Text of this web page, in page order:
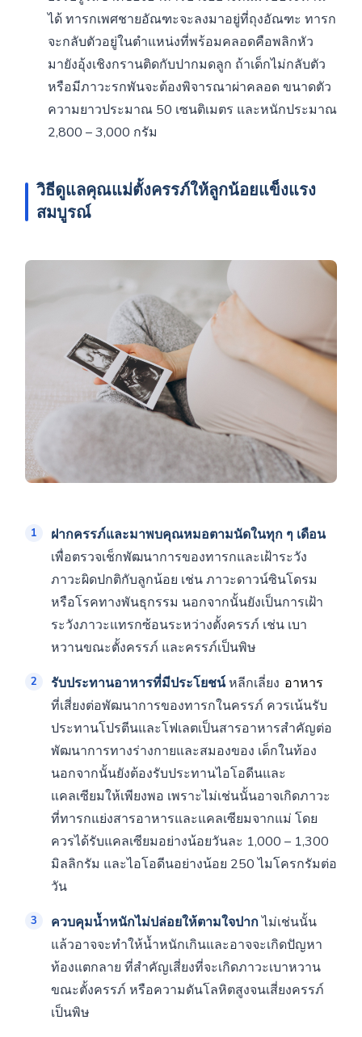
ได้ ทารกเพศชายอัณฑะจะลงมาอยู่ที่ถุงอัณฑะ ทารก
จะกลับตัวอยู่ในตำแหน่งที่พร้อมคลอดคือพลิกหัว
มายังอุ้งเชิงกรานติดกับปากมดลูก ถ้าเด็กไม่กลับตัว
หรือมีภาวะรกพันจะต้องพิจารณาผ่าคลอด ขนาดตัว
ความยาวประมาณ 50 เซนติเมตร และหนักประมาณ
2,800 – 3,000 กรัม
วิธีดูแลคุณแม่ตั้งครรภ์ให้ลูกน้อยแข็งแรง
สมบูรณ์
ฝากครรภ์และมาพบคุณหมอตามนัดในทุก ๆ เดือน
เพื่อตรวจเช็กพัฒนาการของทารกและเฝ้าระวัง
ภาวะผิดปกติกับลูกน้อย เช่น ภาวะดาวน์ซินโดรม
หรือโรคทางพันธุกรรม นอกจากนั้นยังเป็นการเฝ้า
ระวังภาวะแทรกซ้อนระหว่างตั้งครรภ์ เช่น เบา
หวานขณะตั้งครรภ์ และครรภ์เป็นพิษ
รับประทานอาหารที่มีประโยชน์หลีกเลี่ยง อาหาร
ที่เสี่ยงต่อพัฒนาการของทารกในครรภ์ ควรเน้นรับ
ประทานโปรตีนและโฟเลตเป็นสารอาหารสำคัญต่อ
พัฒนาการทางร่างกายและสมองของ เด็กในท้อง
นอกจากนั้นยังต้องรับประทานไอโอดีนและ
แคลเซียมให้เพียงพอ เพราะไม่เช่นนั้นอาจเกิดภาวะ
ที่ทารกแย่งสารอาหารและแคลเซียมจากแม่ โดย
ควรได้รับแคลเซียมอย่างน้อยวันละ 1,000 – 1,300
มิลลิกรัม และไอโอดีนอย่างน้อย 250 ไมโครกรัมต่อ
วัน
ควบคุมน้ำหนักไม่ปล่อยให้ตามใจปากไม่เช่นนั้น
แล้วอาจจะทำให้น้ำหนักเกินและอาจจะเกิดปัญหา
ท้องแตกลาย ที่สำคัญเสี่ยงที่จะเกิดภาวะเบาหวาน
ขณะตั้งครรภ์ หรือความดันโลหิตสูงจนเสี่ยงครรภ์
เป็นพิษ